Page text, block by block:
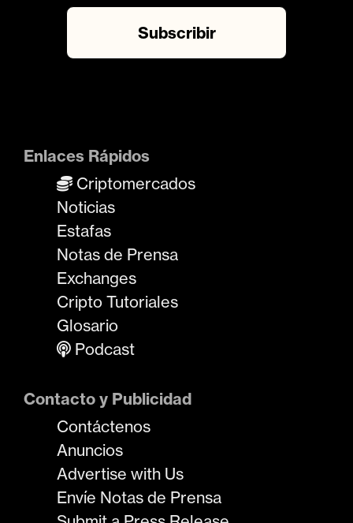
Enlaces Rápidos
Criptomercados
Noticias
Estafas
Notas de Prensa
Exchanges
Cripto Tutoriales
Glosario
Podcast
Contacto y Publicidad
Contáctenos
Anuncios
Advertise with Us
Envíe Notas de Prensa